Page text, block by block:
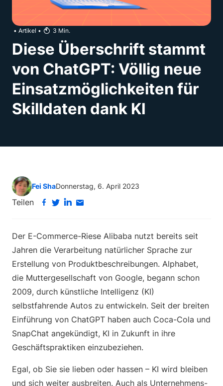
• Artikel • 3 Min.
Diese Überschrift stammt
von ChatGPT: Völlig neue
Einsatzmöglichkeiten für
Skilldaten dank KI
Fei ShaDonnerstag, 6. April 2023
Teilen
Der E-Commerce-Riese Alibaba nutzt bereits seit
Jahren die Verarbeitung natürlicher Sprache zur
Erstellung von Produktbeschreibungen. Alphabet,
die Muttergesellschaft von Google, begann schon
2009, durch künstliche Intelligenz (KI)
selbstfahrende Autos zu entwickeln. Seit der breiten
Einführung von ChatGPT haben auch Coca-Cola und
SnapChat angekündigt, KI in Zukunft in ihre
Geschäftspraktiken einzubeziehen.
Egal, ob Sie sie lieben oder hassen – KI wird bleiben
und sich weiter ausbreiten. Auch als Unternehmens-